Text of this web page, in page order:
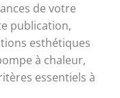
de votre
publication,
esthétiques
à chaleur,
essentiels à